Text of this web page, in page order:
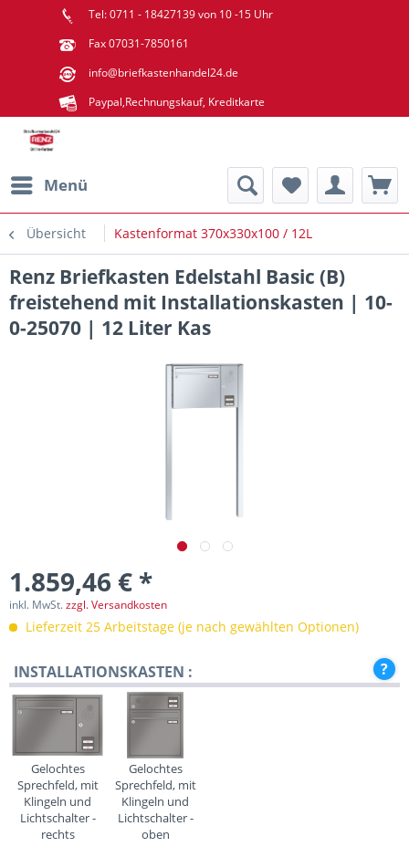
Tel: 0711 - 18427139 von 10 -15 Uhr
Fax 07031-7850161
info@briefkastenhandel24.de
Paypal,Rechnungskauf, Kreditkarte
Menü
Übersicht Kastenformat 370x330x100 / 12L
Renz Briefkasten Edelstahl Basic (B)
freistehend mit Installationskasten | 10-
0-25070 | 12 Liter Kas
1.859,46 € *
inkl. MwSt.zzgl. Versandkosten
Lieferzeit 25 Arbeitstage (je nach gewählten Optionen)
INSTALLATIONSKASTEN :
Gelochtes
Sprechfeld, mit
Klingeln und
Lichtschalter -
rechts
Gelochtes
Sprechfeld, mit
Klingeln und
Lichtschalter -
oben